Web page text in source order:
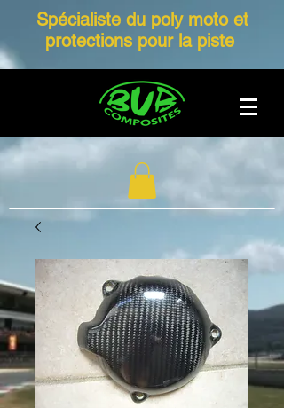
Spécialiste du poly moto et
protections pour la piste